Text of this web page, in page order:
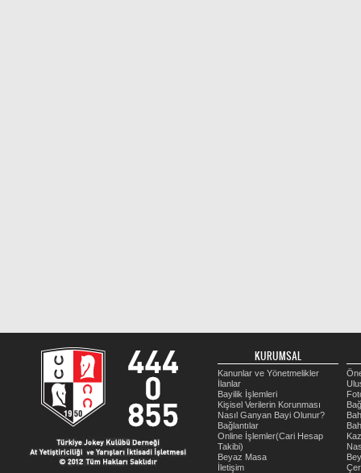
KURUMSAL
Kanunlar ve Yönetmelikler
İlanlar
Bayilik İşlemleri
Kişisel Verilerin Korunması
Nasıl Ganyan Bayi Olunur?
Bağlantılar
Online İşlemler(Cari Hesap
Takibi)
Beyaz Masa
İletişim